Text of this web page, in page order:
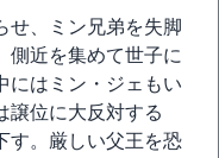
せ、ミン兄弟を失脚
側近を集めて世子に
にはミン・ジェもい
譲位に大反対する
す。厳しい父王を恐